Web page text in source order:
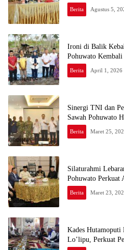
Berita Agustus 5,
Ironi di Balik
Pohuwato Kembali
Berita April 1, 2026
Sinergi TNI dan
Sawah Pohuwato
Berita Maret 25,
Silaturahmi
Pohuwato Perkuat
Berita Maret 23,
Kades Hutamoputi
Lo’lipu, Perkuat